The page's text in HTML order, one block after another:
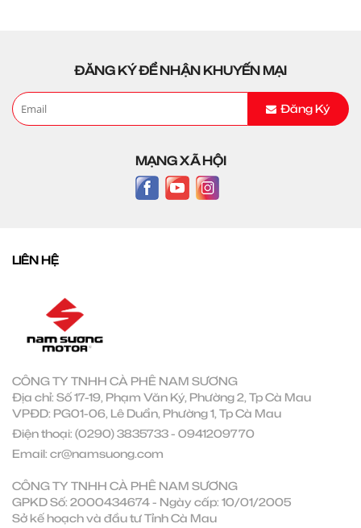
ĐĂNG KÝ ĐỂ NHẬN KHUYẾN MẠI
Đăng Ký
MẠNG XÃ HỘI
LIÊN HỆ
CÔNG TY TNHH CÀ PHÊ NAM SƯƠNG
Địa chỉ: Số 17-19, Phạm Văn Ký, Phường 2, Tp Cà Mau
VPĐD: PG01-06, Lê Duẩn, Phường 1, Tp Cà Mau
Điện thoại: (0290) 3835733- 0941209770
Email: cr@namsuong.com
CÔNG TY TNHH CÀ PHÊ NAM SƯƠNG
GPKD Số: 2000434674 - Ngày cấp: 10/01/2005
Sở kế hoạch và đầu tư Tỉnh Cà Mau